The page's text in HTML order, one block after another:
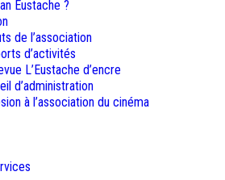
Eustache ?
de l’association
d’activités
L’Eustache d’encre
d’administration
à l’association du cinéma